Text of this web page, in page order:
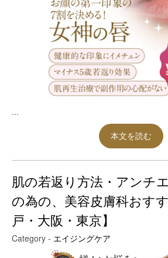
...
本文を読む
肌の若返り方法・アンチ
の為の、美容皮膚科おす
戸・大阪・東京】
Category - エイジングケア